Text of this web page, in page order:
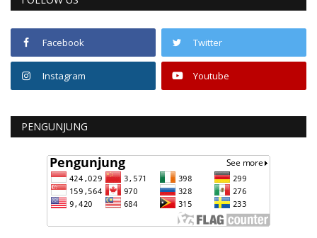
Facebook Twitter
Instagram Youtube
PENGUNJUNG